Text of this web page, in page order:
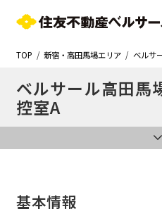
TOP
新宿・高田馬場エリア ベルサ
ベルサール高田馬
控室A
基本情報